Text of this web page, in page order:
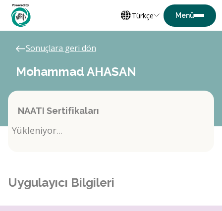
Türkçe
Sonuçlara geri dön
Mohammad AHASAN
NAATI Sertifikaları
Yükleniyor...
Uygulayıcı Bilgileri